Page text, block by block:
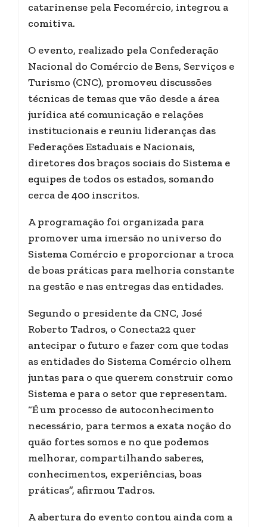
catarinense pela Fecomércio, integrou a
comitiva.
O evento, realizado pela Confederação
Nacional do Comércio de Bens, Serviços e
Turismo (CNC), promoveu discussões
técnicas de temas que vão desde a área
jurídica até comunicação e relações
institucionais e reuniu lideranças das
Federações Estaduais e Nacionais,
diretores dos braços sociais do Sistema e
equipes de todos os estados, somando
cerca de 400 inscritos.
A programação foi organizada para
promover uma imersão no universo do
Sistema Comércio e proporcionar a troca
de boas práticas para melhoria constante
na gestão e nas entregas das entidades.
Segundo o presidente da CNC, José
Roberto Tadros, o Conecta22 quer
antecipar o futuro e fazer com que todas
as entidades do Sistema Comércio olhem
juntas para o que querem construir como
Sistema e para o setor que representam.
“É um processo de autoconhecimento
necessário, para termos a exata noção do
quão fortes somos e no que podemos
melhorar, compartilhando saberes,
conhecimentos, experiências, boas
práticas”, afirmou Tadros.
A abertura do evento contou ainda com a